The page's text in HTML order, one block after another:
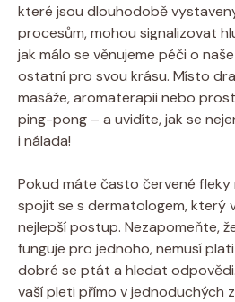
které jsou dlouhodobě
procesům, mohou signalizovat
jak málo se věnujeme péči o
ostatní pro svou krásu. Místo
masáže, aromaterapii nebo
ping-pong – a uvidíte, jak se
i nálada!
Pokud máte často červené fleky
spojit se s dermatologem, který
nejlepší postup. Nezapomeňte,
funguje pro jednoho, nemusí
dobré se ptát a hledat
vaší pleti přímo v jednoduchých